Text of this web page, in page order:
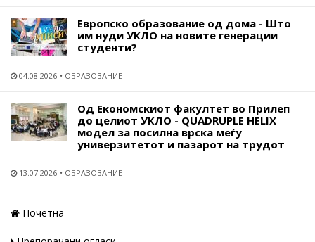
Европско образование од дома - Што
им нуди УКЛО на новите генерации
студенти?
04.08.2026 ОБРАЗОВАНИЕ
Од Економскиот факултет во Прилеп
до целиот УКЛО - QUADRUPLE HELIX
модел за посилна врска меѓу
универзитетот и пазарот на трудот
13.07.2026 ОБРАЗОВАНИЕ
Почетна